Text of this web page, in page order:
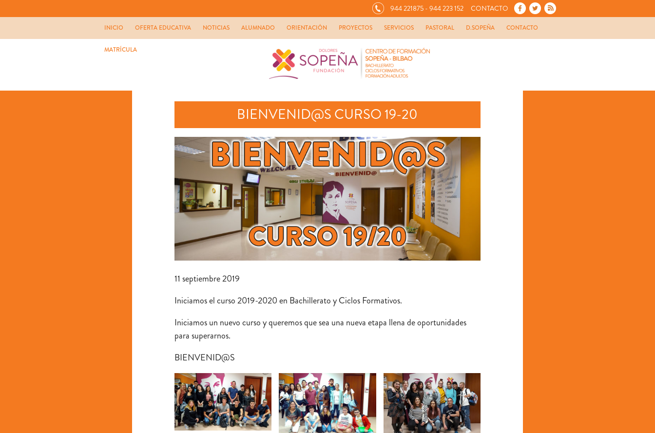
944 221875 - 944 223 152 CONTACTO
INICIO OFERTA EDUCATIVA NOTICIAS ALUMNADO ORIENTACIÓN PROYECTOS SERVICIOS PASTORAL D.SOPEÑA CONTACTO
MATRÍCULA
BIENVENID@S CURSO 19-20
11 septiembre 2019
Iniciamos el curso 2019-2020 en Bachillerato y Ciclos Formativos.
Iniciamos un nuevo curso y queremos que sea una nueva etapa llena de oportunidades
para superarnos.
BIENVENID@S